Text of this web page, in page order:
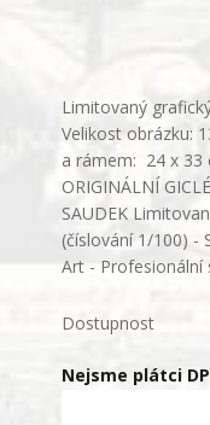
Limitovaný
Velikost obrázku:
a rámem: 24 x 33
ORIGINÁLNÍ
SAUDEK
(číslování 1/100) -
Art - Profesionální
Dostupnost
Nejsme plátci